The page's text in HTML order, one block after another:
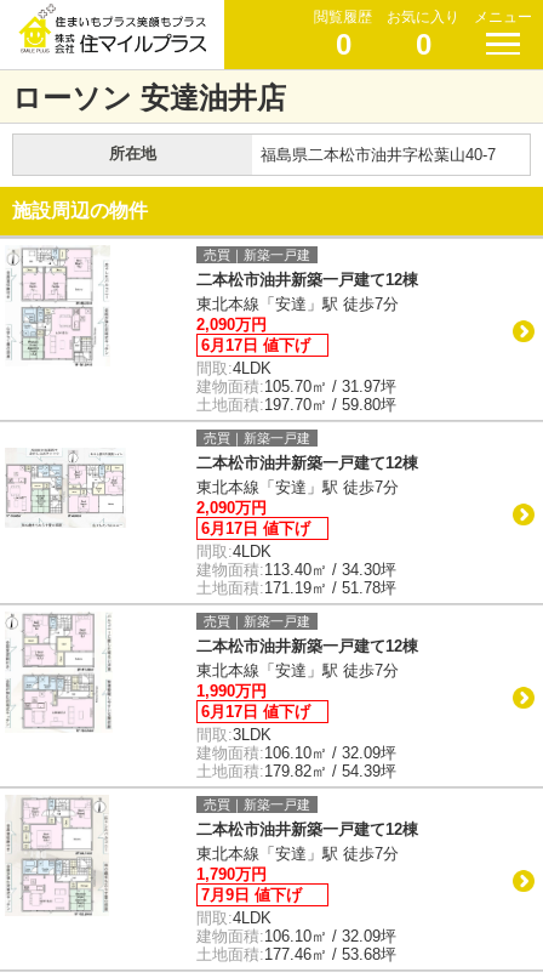
閲覧履歴
0
お気に入り
0
メニュー
ローソン 安達油井店
所在地 福島県二本松市油井字松葉山40-7
施設周辺の物件
売買｜新築一戸建
二本松市油井新築一戸建て12棟
東北本線「安達」駅 徒歩7分
2,090万円
6月17日 値下げ
間取:4LDK
建物面積:105.70㎡ / 31.97坪
土地面積:197.70㎡ / 59.80坪
売買｜新築一戸建
二本松市油井新築一戸建て12棟
東北本線「安達」駅 徒歩7分
2,090万円
6月17日 値下げ
間取:4LDK
建物面積:113.40㎡ / 34.30坪
土地面積:171.19㎡ / 51.78坪
売買｜新築一戸建
二本松市油井新築一戸建て12棟
東北本線「安達」駅 徒歩7分
1,990万円
6月17日 値下げ
間取:3LDK
建物面積:106.10㎡ / 32.09坪
土地面積:179.82㎡ / 54.39坪
売買｜新築一戸建
二本松市油井新築一戸建て12棟
東北本線「安達」駅 徒歩7分
1,790万円
7月9日 値下げ
間取:4LDK
建物面積:106.10㎡ / 32.09坪
土地面積:177.46㎡ / 53.68坪